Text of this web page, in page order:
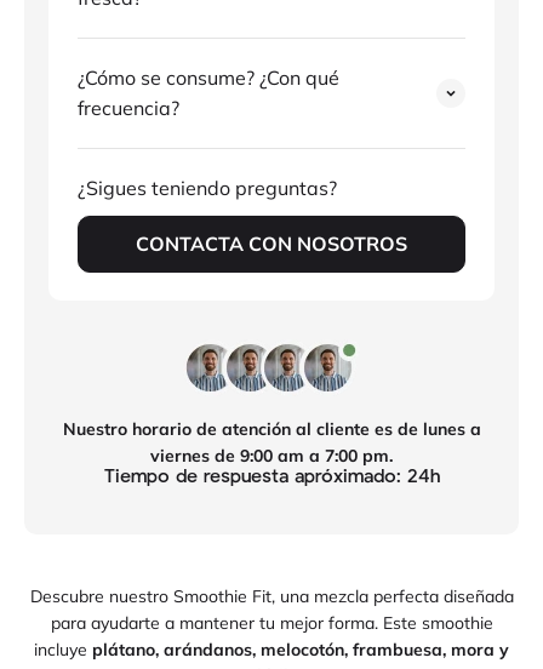
¿Cómo se consume? ¿Con qué
frecuencia?
¿Sigues teniendo preguntas?
CONTACTA CON NOSOTROS
Nuestro horario de atención al cliente es de lunes a
viernes de 9:00 am a 7:00 pm.
Tiempo de respuesta apróximado: 24h
Descubre nuestro Smoothie Fit, una mezcla perfecta diseñada
para ayudarte a mantener tu mejor forma. Este smoothie
incluye plátano, arándanos, melocotón, frambuesa, mora y